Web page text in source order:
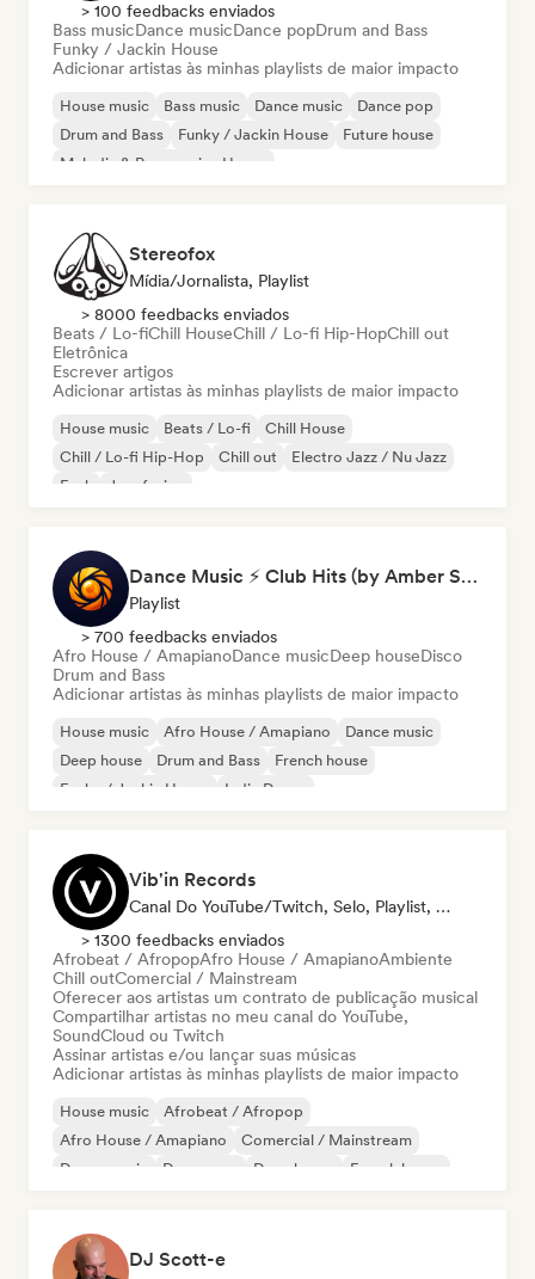
> 100 feedbacks enviados
Bass musicDance musicDance popDrum and Bass
Funky / Jackin House
Adicionar artistas às minhas playlists de maior impacto
House music Bass music Dance music
Dance pop
Drum and Bass
Funky / Jackin House
Future house
Melodic & Progressive House
Stereofox
Mídia/Jornalista, Playlist
> 8000 feedbacks enviados
Beats / Lo-fiChill HouseChill / Lo-fi Hip-HopChill out
Eletrônica
Escrever artigos
Adicionar artistas às minhas playlists de maior impacto
House music Beats / Lo-fi
Chill House
Chill / Lo-fi Hip-Hop
Chill out
Electro Jazz / Nu Jazz
Funk
Jazz fusion
Dance Music ⚡ Club Hits (by Amber Sounds)
Playlist
> 700 feedbacks enviados
Afro House / AmapianoDance musicDeep houseDisco
Drum and Bass
Adicionar artistas às minhas playlists de maior impacto
House music Afro House / Amapiano
Dance music
Deep house
Drum and Bass
French house
Funky / Jackin House
Indie Dance
Vib'in Records
Canal Do YouTube/Twitch, Selo, Playlist, Editora
> 1300 feedbacks enviados
Afrobeat / AfropopAfro House / AmapianoAmbiente
Chill outComercial / Mainstream
Oferecer aos artistas um contrato de publicação musical
Compartilhar artistas no meu canal do YouTube,
SoundCloud ou Twitch
Assinar artistas e/ou lançar suas músicas
Adicionar artistas às minhas playlists de maior impacto
House music
Afrobeat / Afropop
Afro House / Amapiano
Comercial / Mainstream
Dance music
Dance pop Deep house French house
DJ Scott-e